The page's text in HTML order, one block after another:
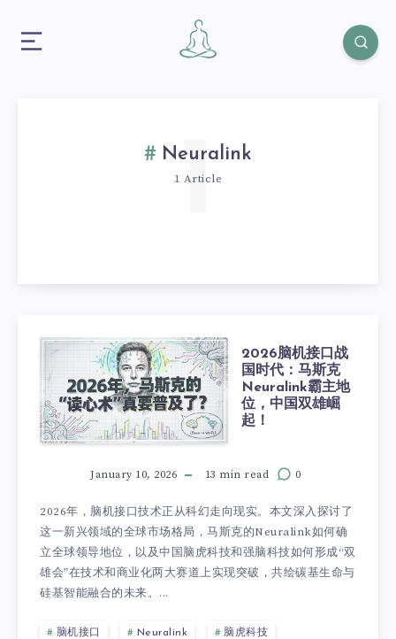
Neuralink
1 Article
1
2026脑机接口战
国时代：马斯克
Neuralink霸主地
位，中国双雄崛
起！
January 10, 2026 13 min read 0
2026年，脑机接口技术正从科幻走向现实。本文深入探讨了
这一新兴领域的全球市场格局，马斯克的Neuralink如何确
立全球领导地位，以及中国脑虎科技和强脑科技如何形成“双
雄会”在技术和商业化两大赛道上实现突破，共绘碳基生命与
硅基智能融合的未来。...
脑机接口 Neuralink 脑虎科技